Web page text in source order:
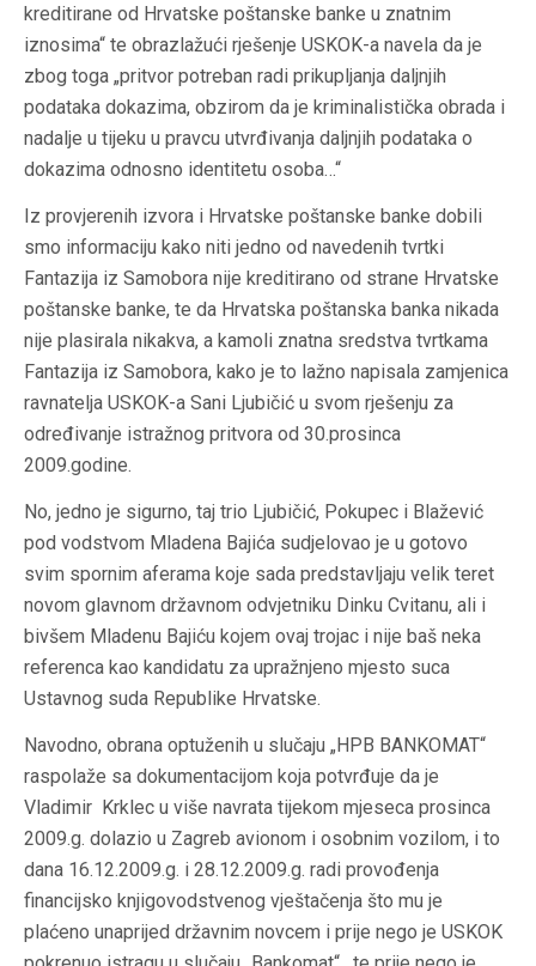
kreditirane od Hrvatske poštanske banke u znatnim
iznosima“ te obrazlažući rješenje USKOK-a navela da je
zbog toga „pritvor potreban radi prikupljanja daljnjih
podataka dokazima, obzirom da je kriminalistička obrada i
nadalje u tijeku u pravcu utvrđivanja daljnjih podataka o
dokazima odnosno identitetu osoba…“
Iz provjerenih izvora i Hrvatske poštanske banke dobili
smo informaciju kako niti jedno od navedenih tvrtki
Fantazija iz Samobora nije kreditirano od strane Hrvatske
poštanske banke, te da Hrvatska poštanska banka nikada
nije plasirala nikakva, a kamoli znatna sredstva tvrtkama
Fantazija iz Samobora, kako je to lažno napisala zamjenica
ravnatelja USKOK-a Sani Ljubičić u svom rješenju za
određivanje istražnog pritvora od 30.prosinca
2009.godine.
No, jedno je sigurno, taj trio Ljubičić, Pokupec i Blažević
pod vodstvom Mladena Bajića sudjelovao je u gotovo
svim spornim aferama koje sada predstavljaju velik teret
novom glavnom državnom odvjetniku Dinku Cvitanu, ali i
bivšem Mladenu Bajiću kojem ovaj trojac i nije baš neka
referenca kao kandidatu za upražnjeno mjesto suca
Ustavnog suda Republike Hrvatske.
Navodno, obrana optuženih u slučaju „HPB BANKOMAT“
raspolaže sa dokumentacijom koja potvrđuje da je
Vladimir Krklec u više navrata tijekom mjeseca prosinca
2009.g. dolazio u Zagreb avionom i osobnim vozilom, i to
dana 16.12.2009.g. i 28.12.2009.g. radi provođenja
financijsko knjigovodstvenog vještačenja što mu je
plaćeno unaprijed državnim novcem i prije nego je USKOK